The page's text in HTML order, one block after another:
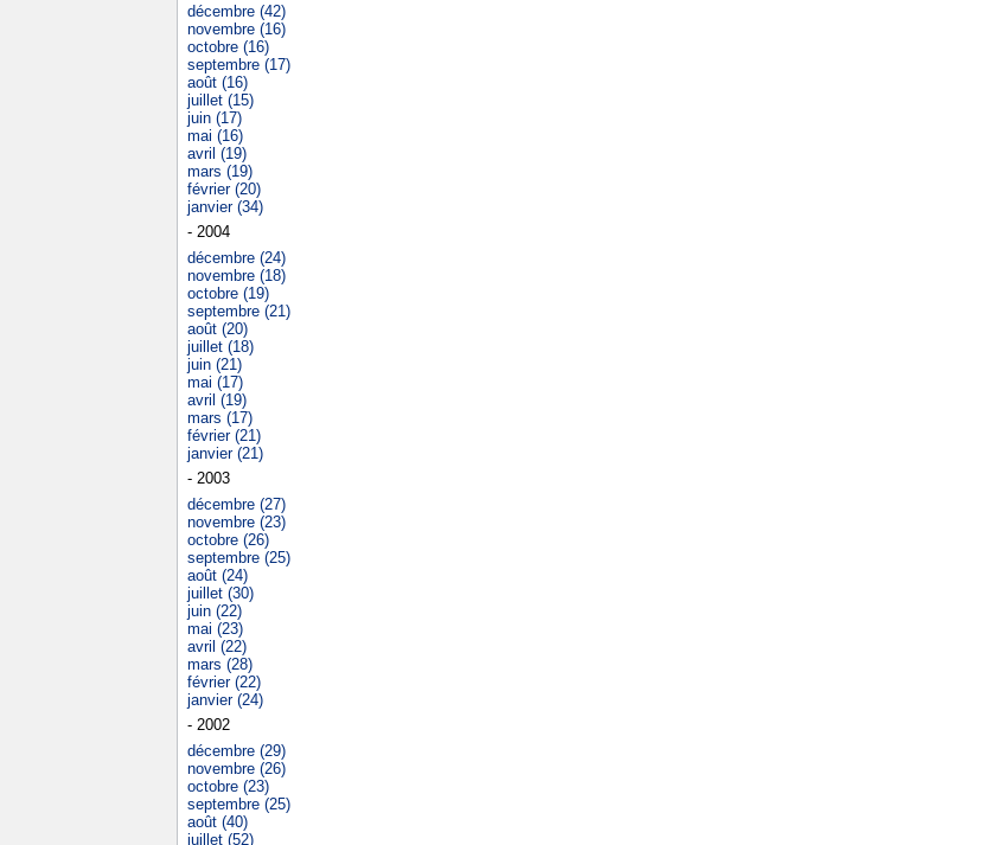
décembre (42)
novembre (16)
octobre (16)
septembre (17)
août (16)
juillet (15)
juin (17)
mai (16)
avril (19)
mars (19)
février (20)
janvier (34)
- 2004
décembre (24)
novembre (18)
octobre (19)
septembre (21)
août (20)
juillet (18)
juin (21)
mai (17)
avril (19)
mars (17)
février (21)
janvier (21)
- 2003
décembre (27)
novembre (23)
octobre (26)
septembre (25)
août (24)
juillet (30)
juin (22)
mai (23)
avril (22)
mars (28)
février (22)
janvier (24)
- 2002
décembre (29)
novembre (26)
octobre (23)
septembre (25)
août (40)
juillet (52)